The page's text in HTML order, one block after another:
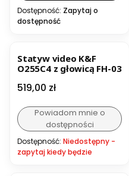
Dostępność: Zapytaj o
dostępność
Statyw video K&F
O255C4 z głowicą FH-03
Cena
519,00 zł
Powiadom mnie o
dostępności
Dostępność: Niedostępny -
zapytaj kiedy będzie